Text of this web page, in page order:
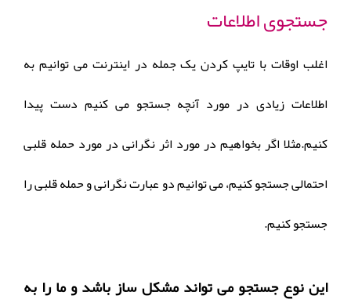
جستجوی اطلاعات
اغلب اوقات با تایپ کردن یک جمله در اینترنت می توانیم به
اطلاعات زیادی در مورد آنچه جستجو می کنیم دست پیدا
کنیم.مثلا اگر بخواهیم در مورد اثر نگرانی در مورد حمله قلبی
احتمالی جستجو کنیم، می توانیم دو عبارت نگرانی و حمله قلبی را
جستجو کنیم.
این نوع جستجو می تواند مشکل ساز باشد و ما را به